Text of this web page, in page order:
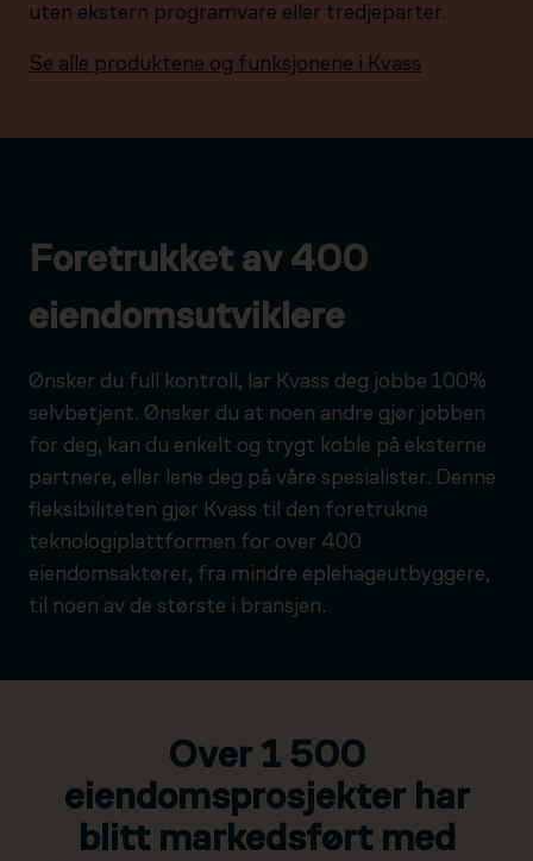
uten ekstern programvare eller tredjeparter.
Se alle produktene og funksjonene i Kvass
Foretrukket av 400
eiendomsutviklere
Ønsker du full kontroll, lar Kvass deg jobbe 100%
selvbetjent. Ønsker du at noen andre gjør jobben
for deg, kan du enkelt og trygt koble på eksterne
partnere, eller lene deg på våre spesialister. Denne
fleksibiliteten gjør Kvass til den foretrukne
teknologiplattformen for over 400
eiendomsaktører, fra mindre eplehageutbyggere,
til noen av de største i bransjen.
Over 1 500
eiendomsprosjekter har
blitt markedsført med